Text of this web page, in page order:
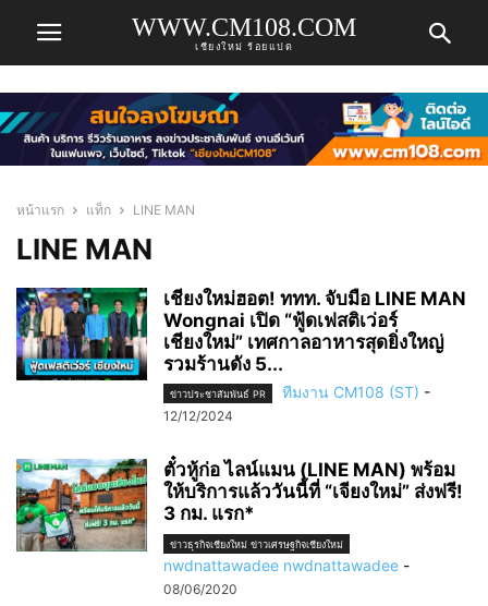
WWW.CM108.COM
เชียงใหม่ ร้อยแปด
หน้าแรก แท็ก LINE MAN
LINE MAN
เชียงใหม่ฮอต! ททท. จับมือ LINE MAN
Wongnai เปิด “ฟู้ดเฟสติเว่อร์
เชียงใหม่” เทศกาลอาหารสุดยิ่งใหญ่
รวมร้านดัง 5...
ข่าวประชาสัมพันธ์ PR ทีมงาน CM108 (ST) -
12/12/2024
ตั๋วหู้ก่อ ไลน์แมน (LINE MAN) พร้อม
ให้บริการแล้ววันนี้ที่ “เจียงใหม่” ส่งฟรี!
3 กม. แรก*
ข่าวธุรกิจเชียงใหม่ ข่าวเศรษฐกิจเชียงใหม่
nwdnattawadee nwdnattawadee -
08/06/2020